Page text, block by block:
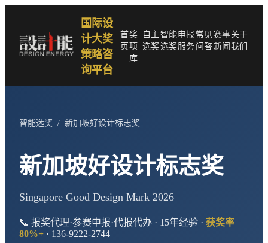
国际设
计大奖
策略咨
询平台
首
页
奖
项
库
自主
选奖
智能
选奖
申报
服务
常见
问答
赛事
新闻
关于
我们
智能选奖 / 新加坡好设计标志奖
新加坡好设计标志奖
Singapore Good Design Mark 2026
📞 报奖代理·参赛申报·代报代办 · 15年经验 · 获奖率
80%+ · 136-9222-2744